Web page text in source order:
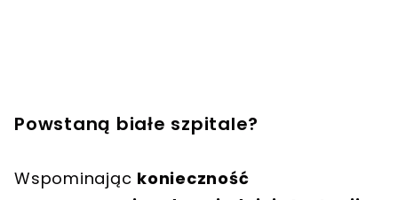
Powstaną białe szpitale?
Wspominając konieczność